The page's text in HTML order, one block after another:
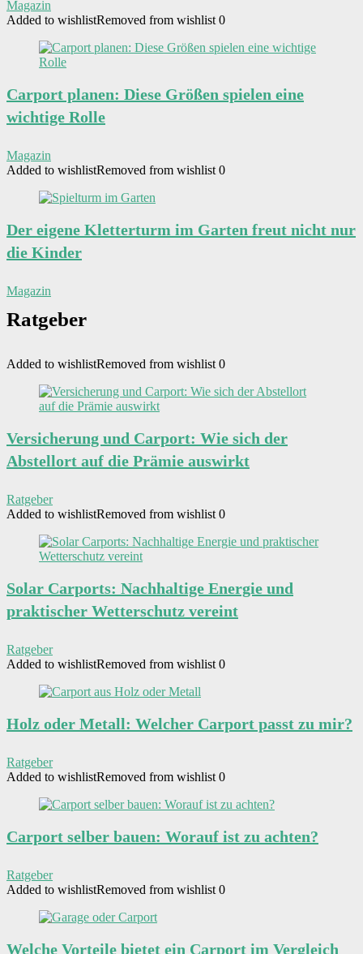
Magazin
Added to wishlistRemoved from wishlist 0
Carport planen: Diese Größen spielen eine
wichtige Rolle
Magazin
Added to wishlistRemoved from wishlist 0
Der eigene Kletterturm im Garten freut nicht nur
die Kinder
Magazin
Ratgeber
Added to wishlistRemoved from wishlist 0
Versicherung und Carport: Wie sich der
Abstellort auf die Prämie auswirkt
Ratgeber
Added to wishlistRemoved from wishlist 0
Solar Carports: Nachhaltige Energie und
praktischer Wetterschutz vereint
Ratgeber
Added to wishlistRemoved from wishlist 0
Holz oder Metall: Welcher Carport passt zu mir?
Ratgeber
Added to wishlistRemoved from wishlist 0
Carport selber bauen: Worauf ist zu achten?
Ratgeber
Added to wishlistRemoved from wishlist 0
Welche Vorteile bietet ein Carport im Vergleich